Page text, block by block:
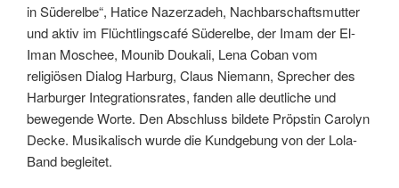
in Süderelbe“, Hatice Nazerzadeh, Nachbarschaftsmutter
und aktiv im Flüchtlingscafé Süderelbe, der Imam der El-
Iman Moschee, Mounib Doukali, Lena Coban vom
religiösen Dialog Harburg, Claus Niemann, Sprecher des
Harburger Integrationsrates, fanden alle deutliche und
bewegende Worte. Den Abschluss bildete Pröpstin Carolyn
Decke. Musikalisch wurde die Kundgebung von der Lola-
Band begleitet.